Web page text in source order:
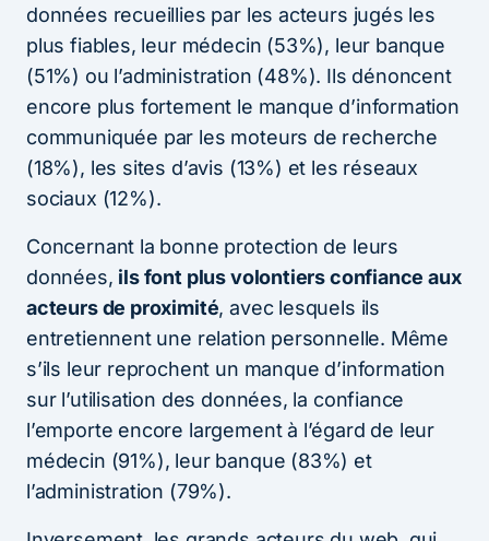
données recueillies par les acteurs jugés les
plus fiables, leur médecin (53%), leur banque
(51%) ou l’administration (48%). Ils dénoncent
encore plus fortement le manque d’information
communiquée par les moteurs de recherche
(18%), les sites d’avis (13%) et les réseaux
sociaux (12%).
Concernant la bonne protection de leurs
données, ils font plus volontiers confiance aux
acteurs de proximité, avec lesquels ils
entretiennent une relation personnelle. Même
s’ils leur reprochent un manque d’information
sur l’utilisation des données, la confiance
l’emporte encore largement à l’égard de leur
médecin (91%), leur banque (83%) et
l’administration (79%).